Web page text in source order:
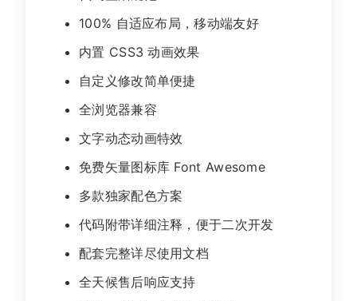
100% 自适应布局，移动端友好
内置 CSS3 动画效果
自定义修改简单便捷
全浏览器兼容
文字动态动画特效
免费矢量图标库 Font Awesome
多款独家配色方案
代码附带详细注释，便于二次开发
配套完整详尽使用文档
全天候售后响应支持